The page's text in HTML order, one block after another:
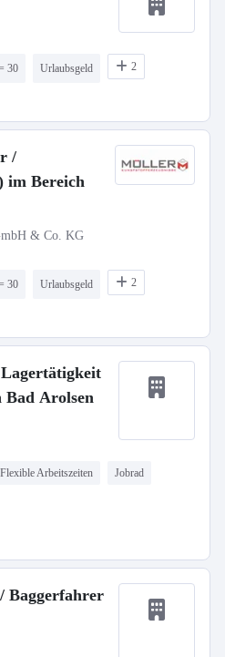
30 Urlaubsgeld 2
/
im Bereich
& Co. KG
30 Urlaubsgeld 2
Bad Arolsen
Flexible Arbeitszeiten Jobrad
Baggerfahrer